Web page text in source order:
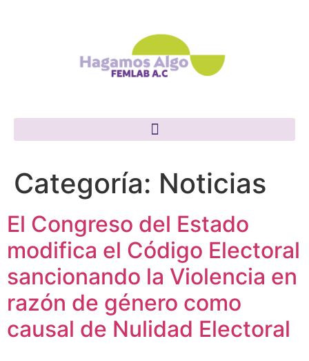
Categoría: Noticias
El Congreso del Estado
modifica el Código Electoral
sancionando la Violencia en
razón de género como
causal de Nulidad Electoral